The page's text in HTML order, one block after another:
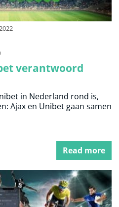
verantwoord
in Nederland rond is,
Ajax en Unibet gaan samen
Read more